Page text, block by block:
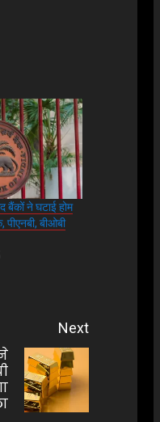
बैंकों ने घटाई होम
बीओबी
Next